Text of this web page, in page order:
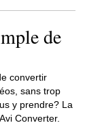
de
convertir
sans trop
y prendre? La
Converter.